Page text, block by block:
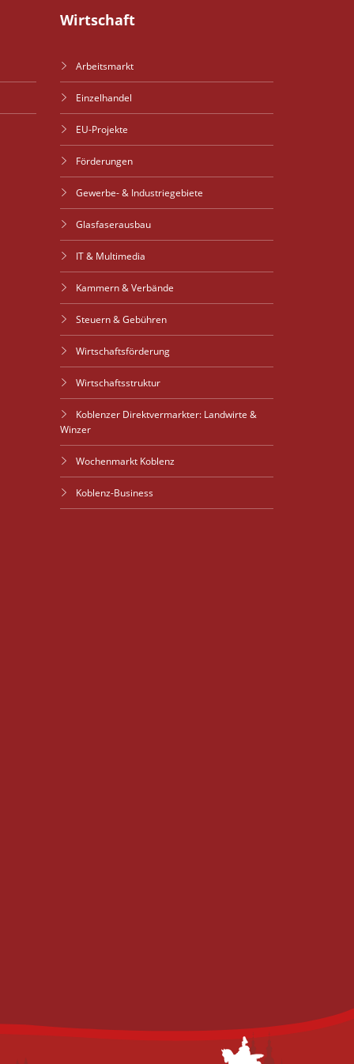
Wirtschaft
Arbeitsmarkt
Einzelhandel
EU-Projekte
Förderungen
Gewerbe- & Industriegebiete
Glasfaserausbau
IT & Multimedia
Kammern & Verbände
Steuern & Gebühren
Wirtschaftsförderung
Wirtschaftsstruktur
Koblenzer Direktvermarkter: Landwirte &
Winzer
Wochenmarkt Koblenz
Koblenz-Business